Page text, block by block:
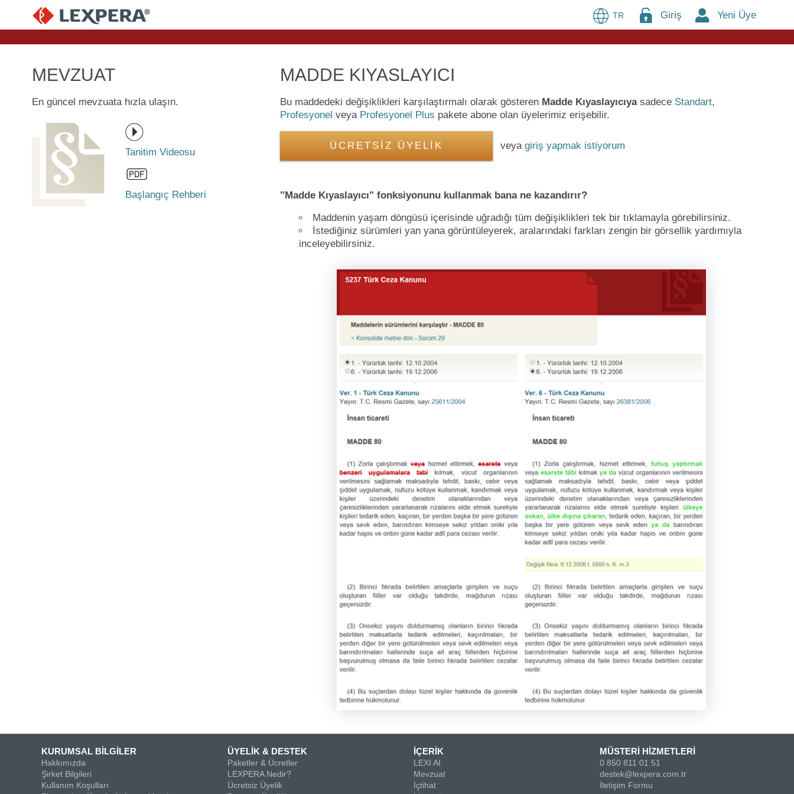
TR Giriş Yeni Üye
MEVZUAT
En güncel mevzuata hızla ulaşın.
Tanitim Videosu
Başlangıç Rehberi
MADDE KIYASLAYICI
Bu maddedeki değişiklikleri karşılaştırmalı olarak gösteren Madde Kıyaslayıcıyasadece Standart,
Profesyonel veya Profesyonel Plus pakete abone olan üyelerimiz erişebilir.
ÜCRETSİZ ÜYELİK veya giriş yapmak istiyorum
"Madde Kıyaslayıcı" fonksiyonunu kullanmak bana ne kazandırır?
Maddenin yaşam döngüsü içerisinde uğradığı tüm değişiklikleri tek bir tıklamayla görebilirsiniz.
İstediğiniz sürümleri yan yana görüntüleyerek, aralarındaki farkları zengin bir görsellik yardımıyla
inceleyebilirsiniz.
KURUMSAL BİLGİLER
Hakkımızda
Şirket Bilgileri
Kullanım Koşulları
ÜYELİK & DESTEK
Paketler & Ücretler
LEXPERA Nedir?
Ücretsiz Üyelik
İÇERİK
LEXI AI
Mevzuat
İçtihat
MÜSTERİ HİZMETLERİ
0 850 811 01 51
destek@lexpera.com.tr
İletişim Formu